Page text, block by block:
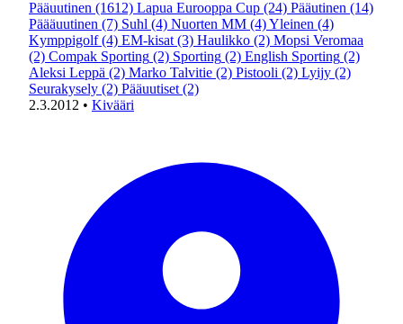
Pääuutinen (1612) Lapua Eurooppa Cup (24) Pääutinen (14)
Päääuutinen (7) Suhl (4) Nuorten MM (4)Yleinen (4)
Kymppigolf (4) EM-kisat (3) Haulikko (2) Mopsi Veromaa
(2) Compak Sporting (2) Sporting (2) English Sporting (2)
Aleksi Leppä (2) Marko Talvitie (2) Pistooli (2) Lyijy (2)
Seurakysely (2) Pääuutiset (2)
2.3.2012 • Kivääri